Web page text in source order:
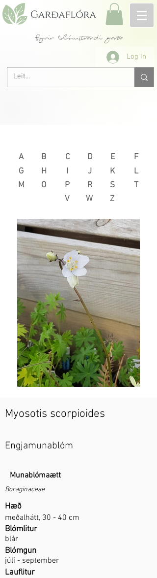
fyrir blómstrandi garða
Log In
A
G
M
B
H
O
C D
E
I
J
K
P
R
S
V
W Z
F
L
T
Myosotis scorpioides
Engjamunablóm
Munablómaætt
Boraginaceae
Hæð
meðalhátt, 30 - 40 cm
Blómlitur
blár
Blómgun
júlí - september
Lauflitur